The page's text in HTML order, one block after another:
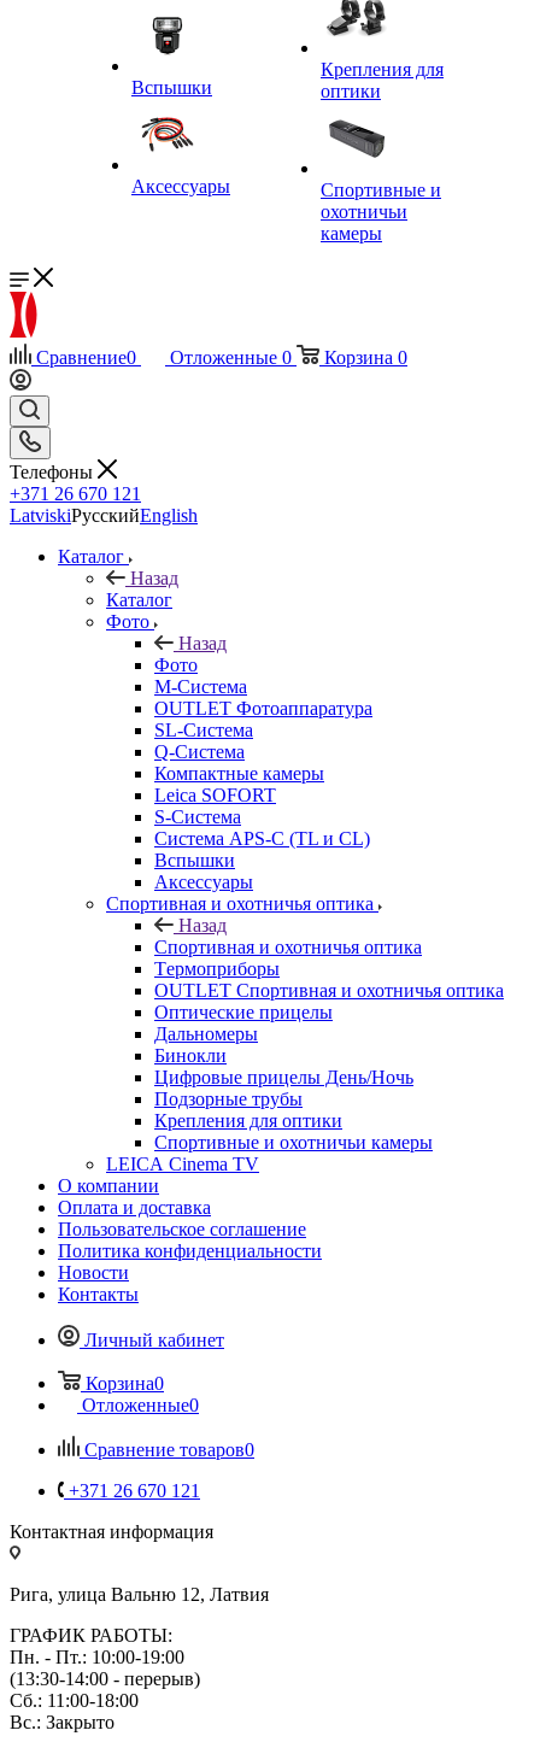
Вспышки
Аксессуары
Крепления для
оптики
Спортивные и
охотничьи
камеры
Сравнение0 Отложенные 0 Корзина 0
Телефоны
+371 26 670 121
LatviskiРусскийEnglish
Каталог
Назад
Каталог
Фото
Назад
Фото
M-Система
OUTLET Фотоаппаратура
SL-Система
Q-Cистема
Компактные камеры
Leica SOFORT
S-Система
Система APS-C (TL и CL)
Вспышки
Аксессуары
Спортивная и охотничья оптика
Назад
Спортивная и охотничья оптика
Tермоприборы
OUTLET Спортивная и охотничья оптика
Оптические прицелы
Дальномеры
Бинокли
Цифровые прицелы День/Ночь
Подзорные трубы
Крепления для оптики
Спортивные и охотничьи камеры
LEICA Cinema TV
О компании
Оплата и доставка
Пользовательское соглашение
Политика конфиденциальности
Новости
Контакты
Личный кабинет
Корзина0
Отложенные0
Сравнение товаров0
+371 26 670 121
Контактная информация
Рига, улица Вальню 12, Латвия
ГРАФИК РАБОТЫ:
Пн. - Пт.: 10:00-19:00
(13:30-14:00 - перерыв)
Сб.: 11:00-18:00
Вс.: Закрыто